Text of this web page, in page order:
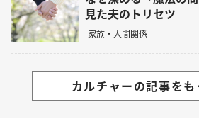
見た夫のトリセツ
家族・人間関係
カルチャーの記事をも